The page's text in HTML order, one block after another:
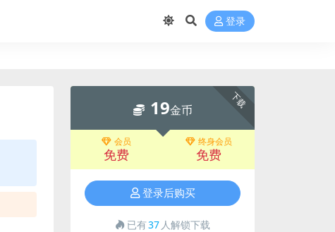
登录
下载
19金币
会员
免费
终身会员
免费
登录后购买
已有37 人解锁下载